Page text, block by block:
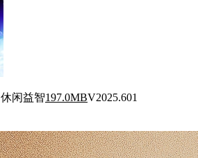
休闲益智197.0MBV2025.601